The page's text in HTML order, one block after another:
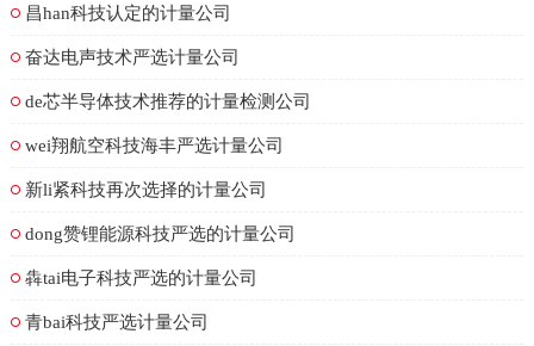
昌han科技认定的计量公司
奋达电声技术严选计量公司
de芯半导体技术推荐的计量检测公司
wei翔航空科技海丰严选计量公司
新li紧科技再次选择的计量公司
dong赞锂能源科技严选的计量公司
犇tai电子科技严选的计量公司
青bai科技严选计量公司